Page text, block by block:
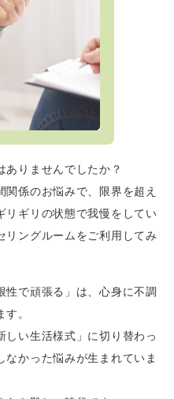
ありませんでしたか？
係のお悩みで、限界を超え
リギリの状態で我慢をしてい
リングルームをご利用してみ
性で頑張る」は、心身に不調
。
しい生活様式」に切り替わっ
なかった悩みが生まれていま